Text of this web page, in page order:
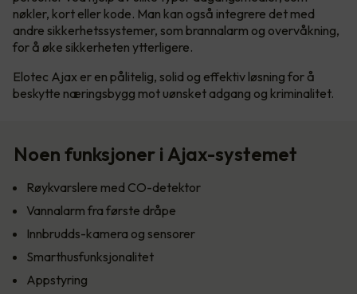
nøkler, kort eller kode. Man kan også integrere det med
andre sikkerhetssystemer, som brannalarm og overvåkning,
for å øke sikkerheten ytterligere.
Elotec Ajax er en pålitelig, solid og effektiv løsning for å
beskytte næringsbygg mot uønsket adgang og kriminalitet.
Noen funksjoner i Ajax-systemet
Røykvarslere med CO-detektor
Vannalarm fra første dråpe
Innbrudds-kamera og sensorer
Smarthusfunksjonalitet
Appstyring